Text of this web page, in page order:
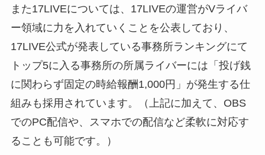
また17LIVEについては、17LIVEの運営がVライバ
ー領域に力を入れていくことを公表しており、
17LIVE公式が発表している事務所ランキングにて
トップ5に入る事務所の所属ライバーには「投げ銭
に関わらず固定の時給報酬1,000円」が発生する仕
組みも採用されています。（上記に加えて、OBS
でのPC配信や、スマホでの配信など柔軟に対応す
ることも可能です。）